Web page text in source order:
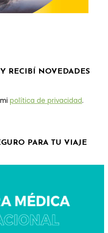
RECIBÍ NOVEDADES
política de privacidad.
PARA TU VIAJE